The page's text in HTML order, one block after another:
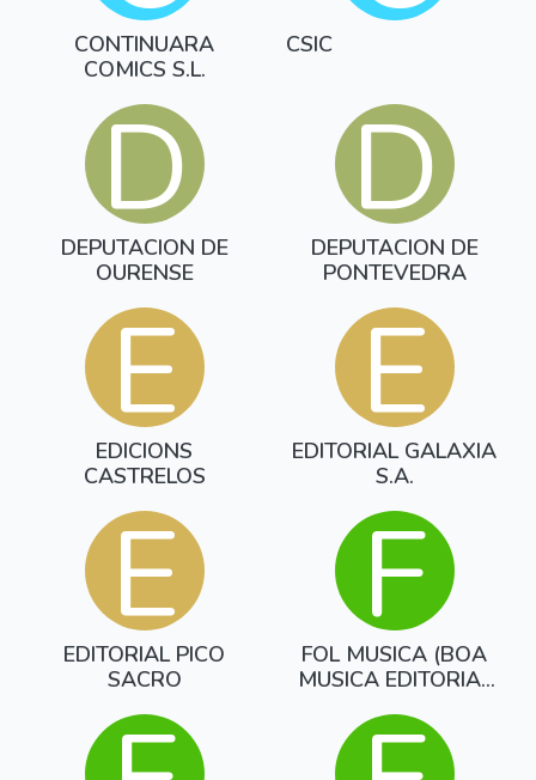
CONTINUARA
COMICS S.L.
CSIC
D
DEPUTACION DE
OURENSE
D
DEPUTACION DE
PONTEVEDRA
E
EDICIONS
CASTRELOS
E
EDITORIAL GALAXIA
S.A.
E
EDITORIAL PICO
SACRO
F
FOL MUSICA (BOA
MUSICA EDITORIAL